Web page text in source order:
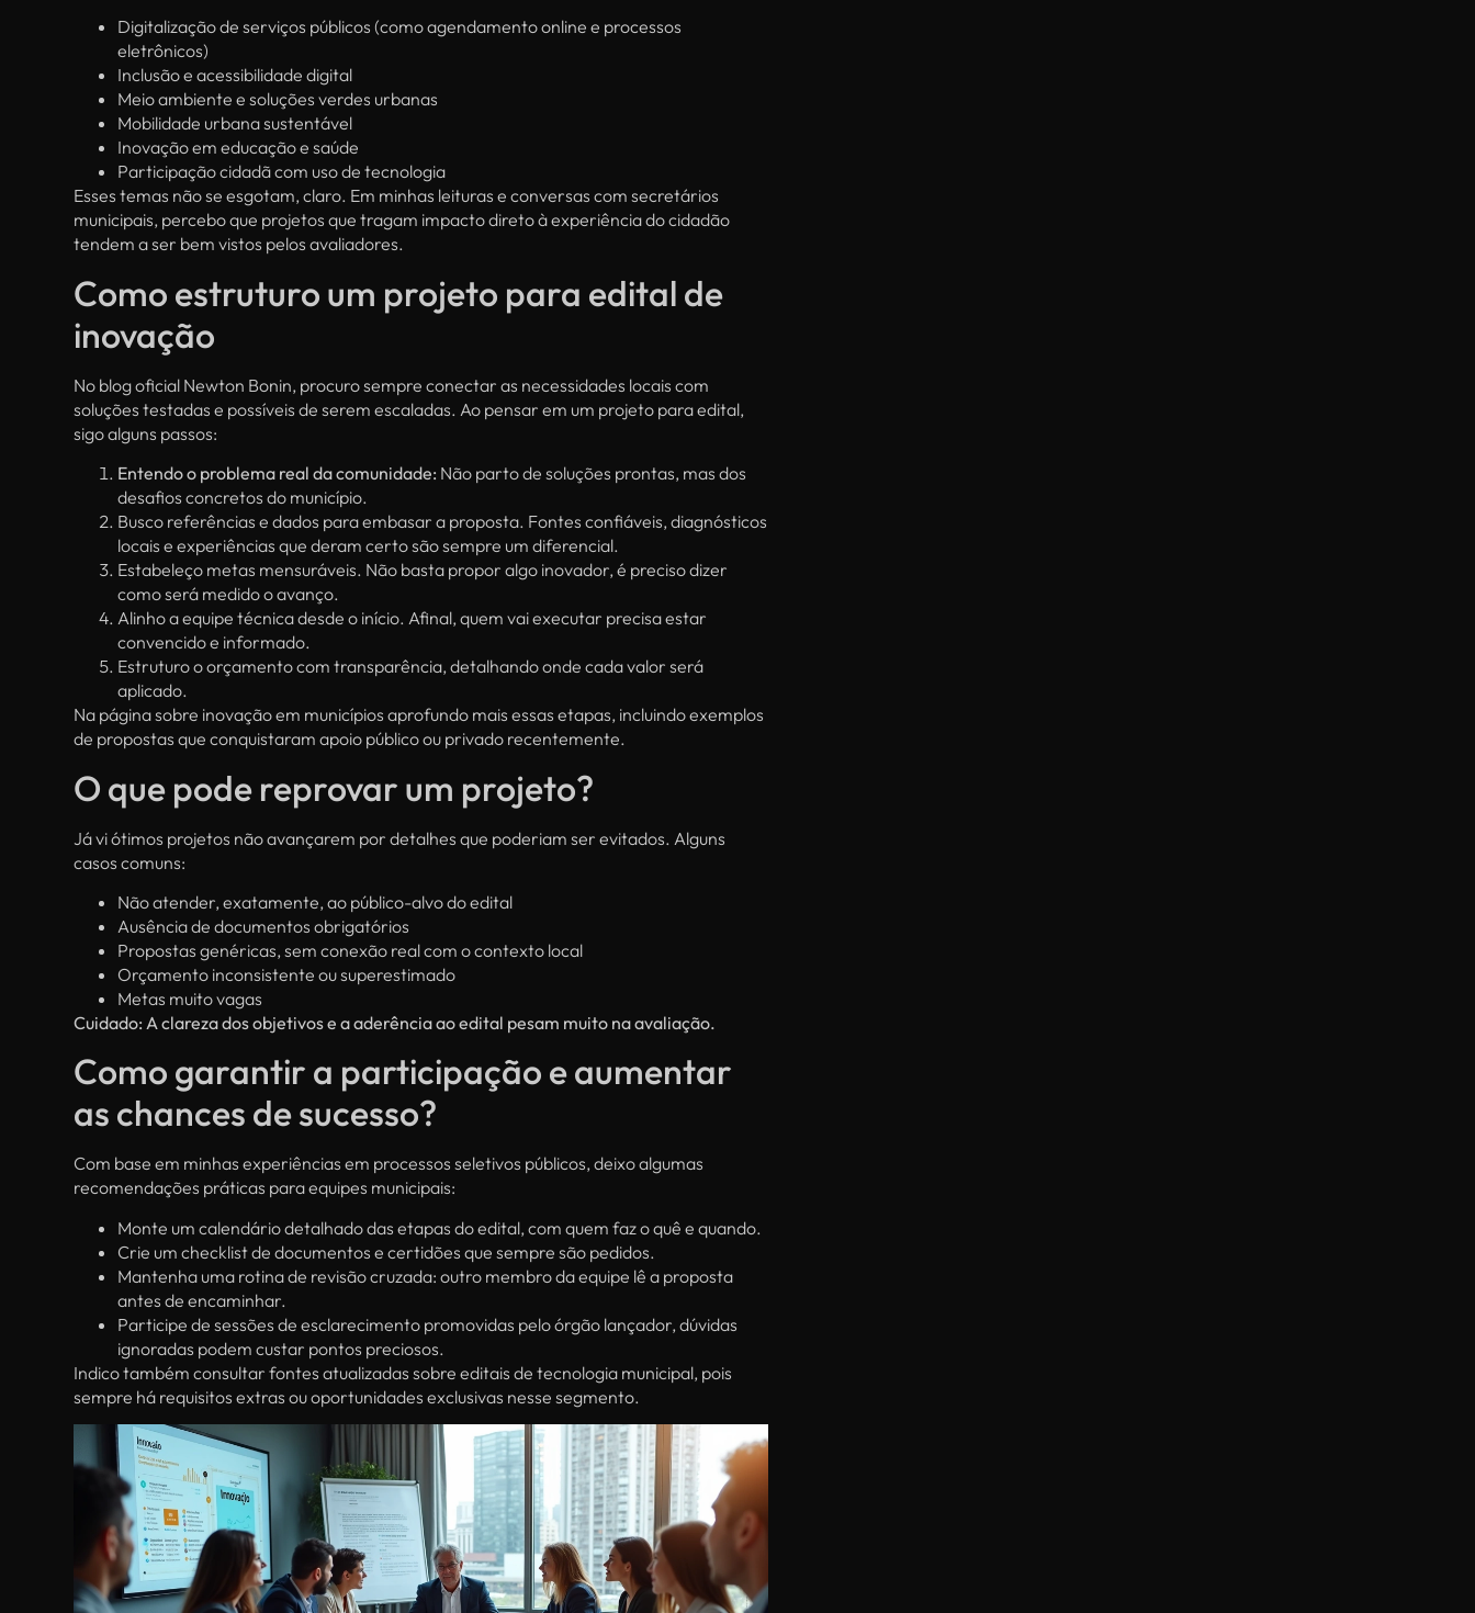
Digitalização de serviços públicos (como agendamento online e processos
eletrônicos)
Inclusão e acessibilidade digital
Meio ambiente e soluções verdes urbanas
Mobilidade urbana sustentável
Inovação em educação e saúde
Participação cidadã com uso de tecnologia
Esses temas não se esgotam, claro. Em minhas leituras e conversas com secretários
municipais, percebo que projetos que tragam impacto direto à experiência do cidadão
tendem a ser bem vistos pelos avaliadores.
Como estruturo um projeto para edital de
inovação
No blog oficial Newton Bonin, procuro sempre conectar as necessidades locais com
soluções testadas e possíveis de serem escaladas. Ao pensar em um projeto para edital,
sigo alguns passos:
Entendo o problema real da comunidade: Não parto de soluções prontas, mas dos
desafios concretos do município.
Busco referências e dados para embasar a proposta. Fontes confiáveis, diagnósticos
locais e experiências que deram certo são sempre um diferencial.
Estabeleço metas mensuráveis. Não basta propor algo inovador, é preciso dizer
como será medido o avanço.
Alinho a equipe técnica desde o início. Afinal, quem vai executar precisa estar
convencido e informado.
Estruturo o orçamento com transparência, detalhando onde cada valor será
aplicado.
Na página sobre inovação em municípios aprofundo mais essas etapas, incluindo exemplos
de propostas que conquistaram apoio público ou privado recentemente.
O que pode reprovar um projeto?
Já vi ótimos projetos não avançarem por detalhes que poderiam ser evitados. Alguns
casos comuns:
Não atender, exatamente, ao público-alvo do edital
Ausência de documentos obrigatórios
Propostas genéricas, sem conexão real com o contexto local
Orçamento inconsistente ou superestimado
Metas muito vagas
Cuidado: A clareza dos objetivos e a aderência ao edital pesam muito na avaliação.
Como garantir a participação e aumentar
as chances de sucesso?
Com base em minhas experiências em processos seletivos públicos, deixo algumas
recomendações práticas para equipes municipais:
Monte um calendário detalhado das etapas do edital, com quem faz o quê e quando.
Crie um checklist de documentos e certidões que sempre são pedidos.
Mantenha uma rotina de revisão cruzada: outro membro da equipe lê a proposta
antes de encaminhar.
Participe de sessões de esclarecimento promovidas pelo órgão lançador, dúvidas
ignoradas podem custar pontos preciosos.
Indico também consultar fontes atualizadas sobre editais de tecnologia municipal, pois
sempre há requisitos extras ou oportunidades exclusivas nesse segmento.